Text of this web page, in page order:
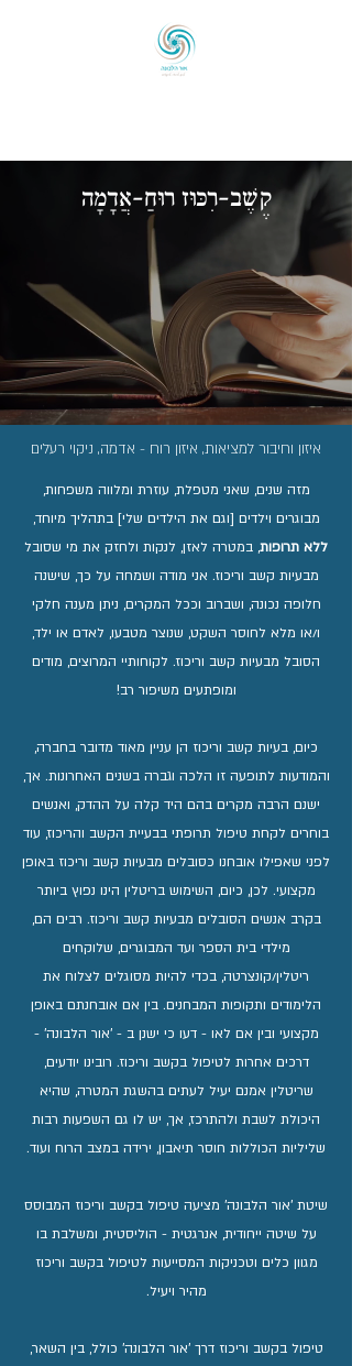
קֶשֶׁב-רִכּוּז רוּחַ-אֲדָמָה
איזון וחיבור למציאות, איזון רוח - אדמה, ניקוי רעלים
מזה שנים, שאני מטפלת, עוזרת ומלווה משפחות,
מבוגרים וילדים [וגם את הילדים שלי] בתהליך מיוחד,
ללא תרופות, במטרה לאזן, לנקות ולחזק את מי שסובל
מבעיות קשב וריכוז. אני מודה ושמחה על כך, שישנה
חלופה נכונה, ושברוב וככל המקרים, ניתן מענה חלקי
ו/או מלא לחוסר השקט, שנוצר מטבעו, לאדם או ילד,
הסובל מבעיות קשב וריכוז. לקוחותיי המרוצים, מודים
ומופתעים משיפור רב!
​כיום, בעיות קשב וריכוז הן עניין מאוד מדובר בחברה,
והמודעות לתופעה זו הלכה וגברה בשנים האחרונות. אך,
ישנם הרבה מקרים בהם היד קלה על ההדק, ואנשים
בוחרים לקחת טיפול תרופתי בבעיית הקשב והריכוז, עוד
לפני שאפילו אובחנו כסובלים מבעיות קשב וריכוז באופן
מקצועי. לכן, כיום, השימוש בריטלין הינו נפוץ ביותר
בקרב אנשים הסובלים מבעיות קשב וריכוז. רבים הם,
מילדי בית הספר ועד המבוגרים, שלוקחים
ריטלין/קונצרטה, בכדי להיות מסוגלים לצלוח את
הלימודים ותקופות המבחנים. בין אם אובחנתם באופן
מקצועי ובין אם לאו - דעו כי ישנן ב - 'אור הלבונה' -
דרכים אחרות לטיפול בקשב וריכוז. רובינו יודעים,
שריטלין אמנם יעיל לעתים בהשגת המטרה, שהיא
היכולת לשבת ולהתרכז, אך, יש לו גם השפעות רבות
שליליות הכוללות חוסר תיאבון, ירידה במצב הרוח ועוד.
שיטת 'אור הלבונה' מציעה טיפול בקשב וריכוז המבוסס
על שיטה ייחודית, אנרגטית - הוליסטית, ומשלבת בו
מגוון כלים וטכניקות המסייעות לטיפול בקשב וריכוז
מהיר ויעיל.
טיפול בקשב וריכוז דרך 'אור הלבונה' כולל, בין השאר,